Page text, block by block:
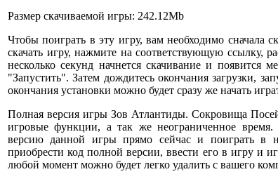
Размер скачиваемой игры: 242.12Mb
Чтобы поиграть в эту игру, вам необходимо сначала
скачать игру, нажмите на соответствующую ссылку,
несколько секунд начнется скачивание и
"Запустить". Затем дождитесь окончания загрузки,
окончания установки можно будет сразу же начать
Полная версия игры Зов Атлантиды. Сокровища
игровые функции, а так же неограниченное
версию данной игры прямо сейчас и поиграть в
приобрести код полной версии, ввести его в игру и
любой момент можно будет легко удалить с вашего